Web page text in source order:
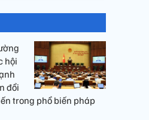
hội
đổi
trong phổ biến pháp